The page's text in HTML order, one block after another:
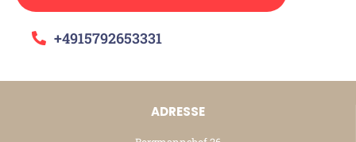
+4915792653331
ADRESSE